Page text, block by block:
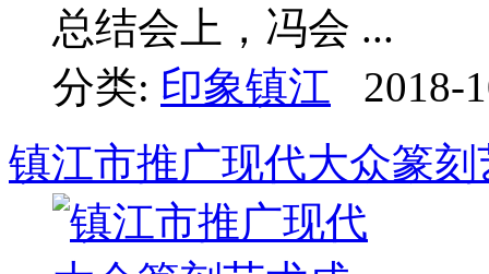
总结会上，冯会 ...
分类: 印象镇江
2018-
镇江市推广现代大众篆